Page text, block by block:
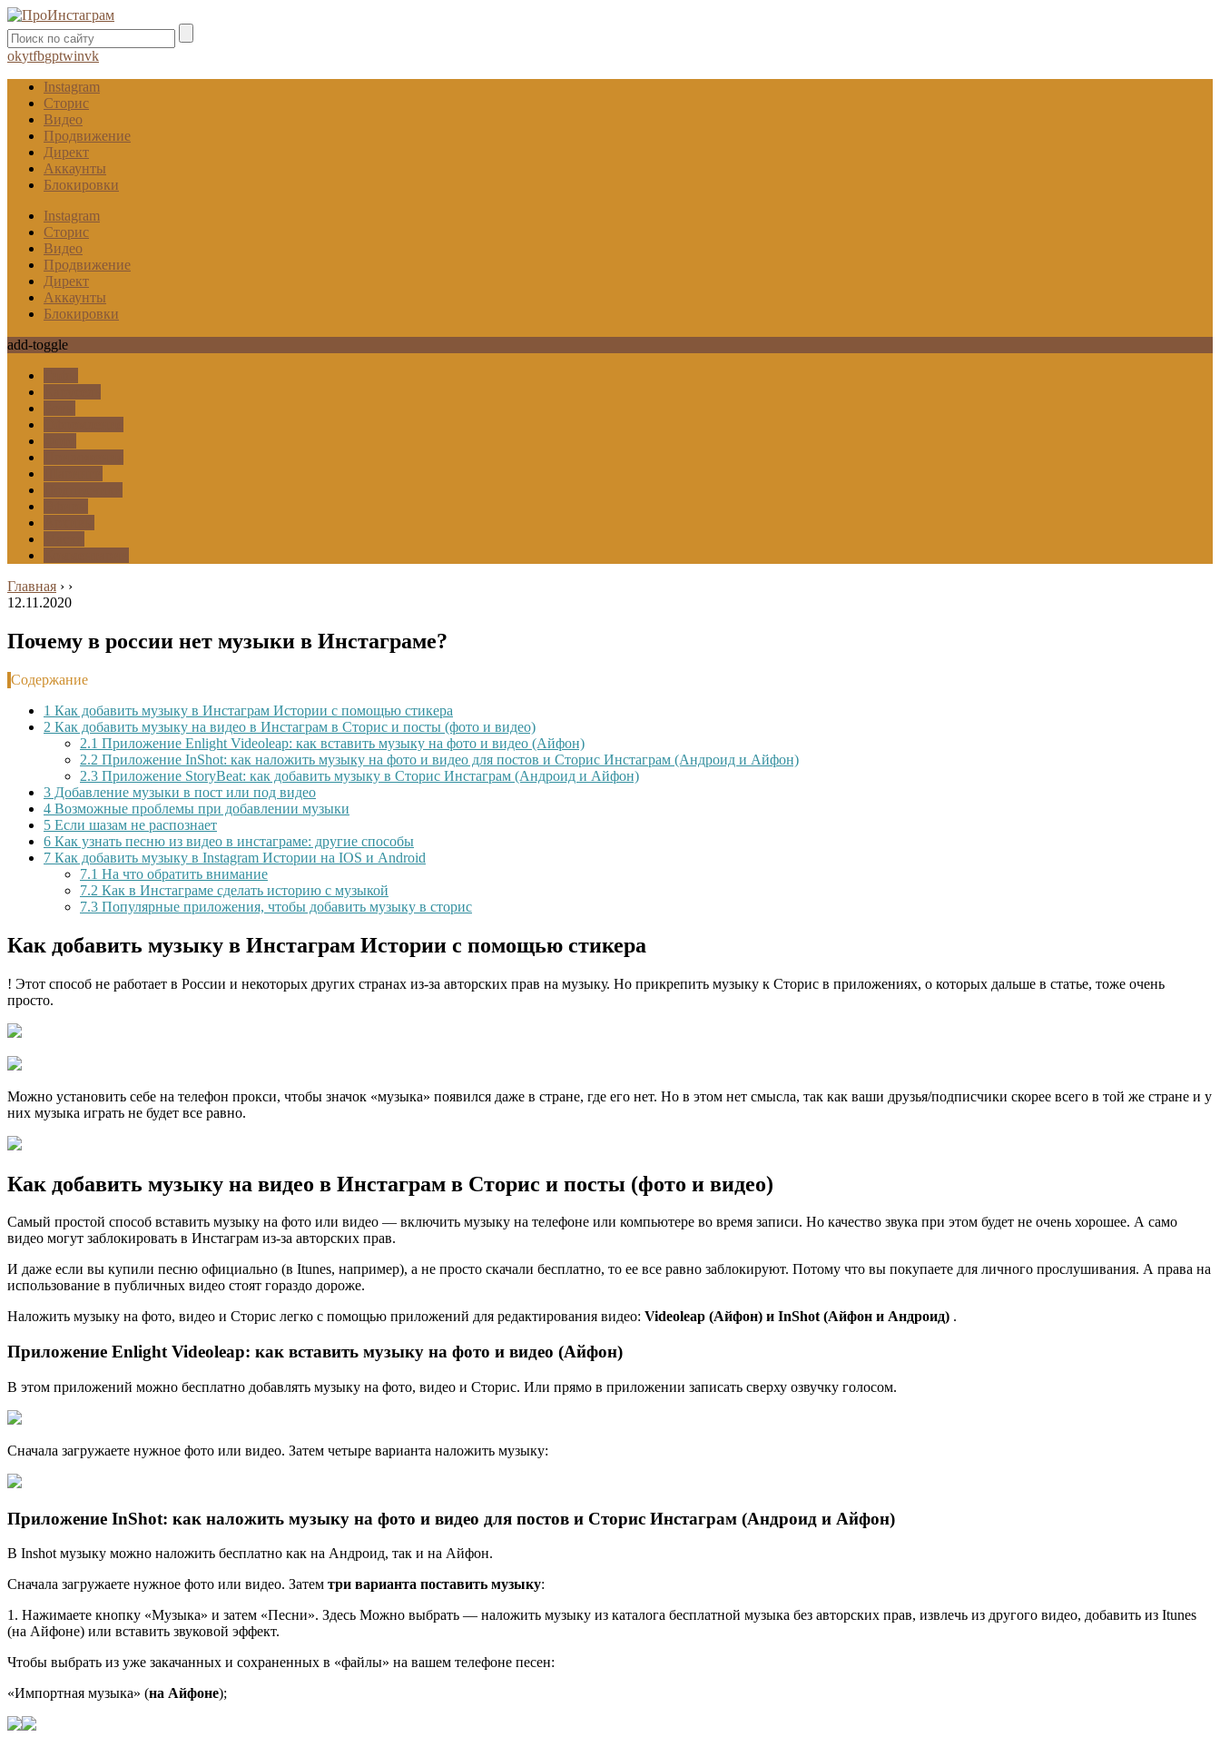
okytfbgptwinvk
Instagram
Сторис
Видео
Продвижение
Директ
Аккаунты
Блокировки
Instagram
Сторис
Видео
Продвижение
Директ
Аккаунты
Блокировки
add-toggle
Главная › ›
12.11.2020
Почему в россии нет музыки в Инстаграме?
Содержание
1 Как добавить музыку в Инстаграм Истории с помощью стикера
2 Как добавить музыку на видео в Инстаграм в Сторис и посты (фото и видео)
2.1 Приложение Enlight Videoleap: как вставить музыку на фото и видео (Айфон)
2.2 Приложение InShot: как наложить музыку на фото и видео для постов и Сторис Инстаграм (Андроид и Айфон)
2.3 Приложение StoryBeat: как добавить музыку в Сторис Инстаграм (Андроид и Айфон)
3 Добавление музыки в пост или под видео
4 Возможные проблемы при добавлении музыки
5 Если шазам не распознает
6 Как узнать песню из видео в инстаграме: другие способы
7 Как добавить музыку в Instagram Истории на IOS и Android
7.1 На что обратить внимание
7.2 Как в Инстаграме сделать историю с музыкой
7.3 Популярные приложения, чтобы добавить музыку в сторис
Как добавить музыку в Инстаграм Истории с помощью стикера
! Этот способ не работает в России и некоторых других странах из-за авторских прав на музыку. Но прикрепить музыку к Сторис в приложениях, о которых дальше в статье, тоже очень
просто.
Можно установить себе на телефон прокси, чтобы значок «музыка» появился даже в стране, где его нет. Но в этом нет смысла, так как ваши друзья/подписчики скорее всего в той же стране и у
них музыка играть не будет все равно.
Как добавить музыку на видео в Инстаграм в Сторис и посты (фото и видео)
Самый простой способ вставить музыку на фото или видео — включить музыку на телефоне или компьютере во время записи. Но качество звука при этом будет не очень хорошее. А само
видео могут заблокировать в Инстаграм из-за авторских прав.
И даже если вы купили песню официально (в Itunes, например), а не просто скачали бесплатно, то ее все равно заблокируют. Потому что вы покупаете для личного прослушивания. А права на
использование в публичных видео стоят гораздо дороже.
Наложить музыку на фото, видео и Сторис легко с помощью приложений для редактирования видео: Videoleap (Айфон) и InShot (Айфон и Андроид) .
Приложение Enlight Videoleap: как вставить музыку на фото и видео (Айфон)
В этом приложений можно бесплатно добавлять музыку на фото, видео и Сторис. Или прямо в приложении записать сверху озвучку голосом.
Сначала загружаете нужное фото или видео. Затем четыре варианта наложить музыку:
Приложение InShot: как наложить музыку на фото и видео для постов и Сторис Инстаграм (Андроид и Айфон)
В Inshot музыку можно наложить бесплатно как на Андроид, так и на Айфон.
Сначала загружаете нужное фото или видео. Затем три варианта поставить музыку:
1. Нажимаете кнопку «Музыка» и затем «Песни». Здесь Можно выбрать — наложить музыку из каталога бесплатной музыка без авторских прав, извлечь из другого видео, добавить из Itunes
(на Айфоне) или вставить звуковой эффект.
Чтобы выбрать из уже закачанных и сохраненных в «файлы» на вашем телефоне песен:
«Импортная музыка» (на Айфоне);